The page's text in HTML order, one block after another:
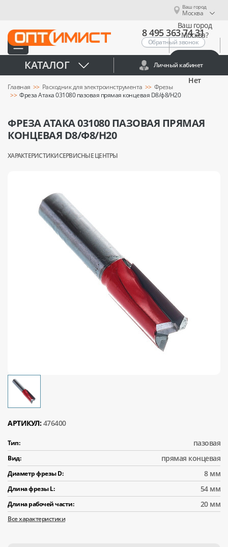
Ваш город
Москва
Ваш город
Москва?
Нет
8 495 363 74 31
Обратный звонок
КАТАЛОГ Личный кабинет
Главная Расходник для электроинструмента
Фрезы
Фреза Атака 031080 пазовая прямая концевая D8/ф8/H20
ФРЕЗА АТАКА 031080 ПАЗОВАЯ ПРЯМАЯ
КОНЦЕВАЯ D8/Ф8/H20
ХАРАКТЕРИСТИКИСЕРВИСНЫЕ ЦЕНТРЫ
АРТИКУЛ: 476400
Тип: пазовая
Вид: прямая концевая
Диаметр фрезы D: 8 мм
Длина фрезы L: 54 мм
Длина рабочей части: 20 мм
Все характеристики